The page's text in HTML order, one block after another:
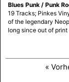
Blues Punk / Punk
19 Tracks; Pinkes
of the legendary
long since out of
«